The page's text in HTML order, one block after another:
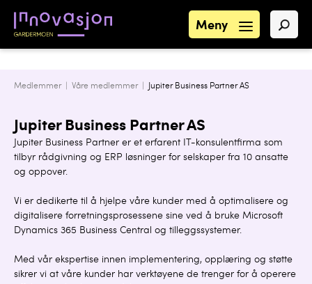
Meny
Medlemmer | Våre medlemmer| Jupiter Business Partner AS
Jupiter Business Partner AS
Jupiter Business Partner er et erfarent IT-konsulentfirma som
tilbyr rådgivning og ERP løsninger for selskaper fra 10 ansatte
og oppover.
Vi er dedikerte til å hjelpe våre kunder med å optimalisere og
digitalisere forretningsprosessene sine ved å bruke Microsoft
Dynamics 365 Business Central og tilleggssystemer.
Med vår ekspertise innen implementering, opplæring og støtte
sikrer vi at våre kunder har verktøyene de trenger for å operere